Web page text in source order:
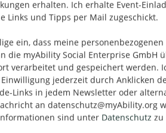
erhalten. Ich erhalte Event-
Links und Tipps per Mail zugeschickt.
ein, dass meine personenbezogenen
die myAbility Social Enterprise GmbH
verarbeitet und gespeichert werden.
jederzeit durch Anklicken
Links in jedem Newsletter oder
an datenschutz@myAbility.org
sind unter Datenschutz zu
Deutschland
Pädagogik | Öffentlicher Dienst
Job
Professur für Soziologie mit
Campus Schwerin (w/m/d)
Bundesagentur für Arbeit
Deutschland, Schwerin, Deutschland
Dienst